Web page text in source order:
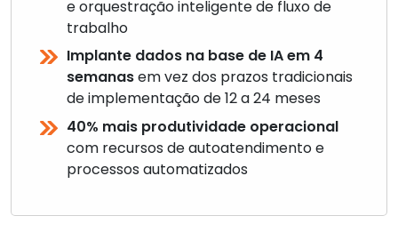
e orquestração inteligente de fluxo de
trabalho
Implante dados na base de IA em 4
semanasem vez dos prazos tradicionais
de implementação de 12 a 24 meses
40% mais produtividade operacional
com recursos de autoatendimento e
processos automatizados